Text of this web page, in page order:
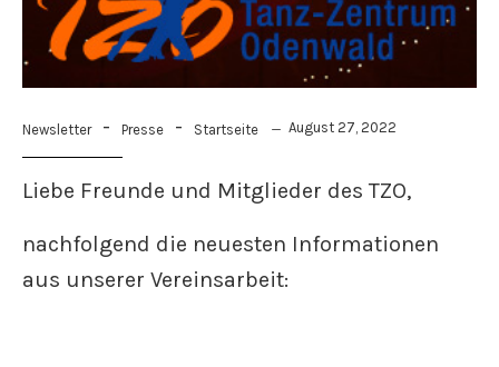
Newsletter - Presse - Startseite August 27, 2022
Liebe Freunde und Mitglieder des TZO,
nachfolgend die neuesten Informationen
aus unserer Vereinsarbeit: